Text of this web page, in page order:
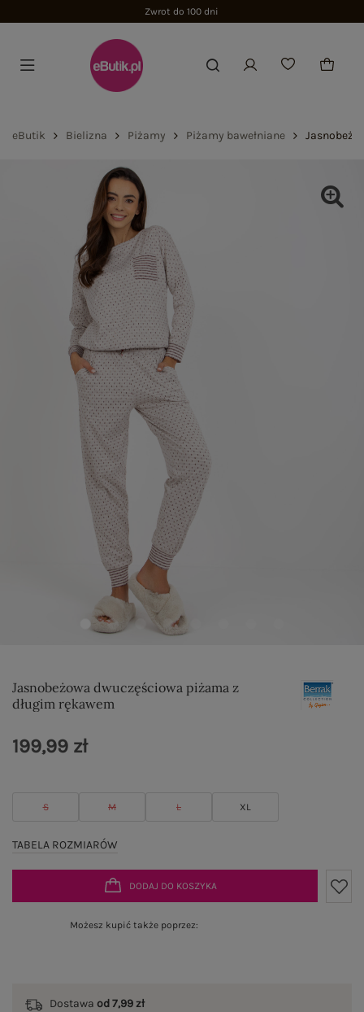
Zwrot do 100 dni
eButik Bielizna Piżamy Piżamy bawełniane
Jasnobeżowa dwuczęściowa piżama z
długim rękawem
S M L XL
TABELA ROZMIARÓW
199,99 zł
DODAJ DO KOSZYKA
Możesz kupić także poprzez:
Dostawa od 7,99 zł